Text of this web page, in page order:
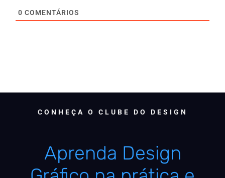
0 COMENTÁRIOS
CONHEÇA O CLUBE DO DESIGN
Aprenda Design